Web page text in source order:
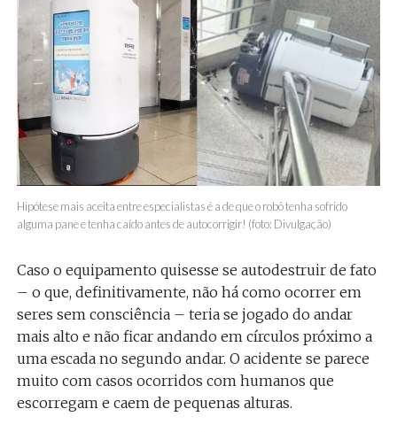
Hipótese mais aceita entre especialistas é a de que o robô tenha sofrido
alguma pane e tenha caído antes de autocorrigir! (foto: Divulgação)
Caso o equipamento quisesse se autodestruir de fato
– o que, definitivamente, não há como ocorrer em
seres sem consciência – teria se jogado do andar
mais alto e não ficar andando em círculos próximo a
uma escada no segundo andar. O acidente se parece
muito com casos ocorridos com humanos que
escorregam e caem de pequenas alturas.